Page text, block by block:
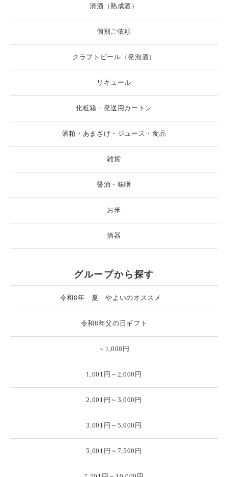
清酒（熟成酒）
個別ご依頼
クラフトビール（発泡酒）
リキュール
化粧箱・発送用カートン
酒粕・あまざけ・ジュース・食品
雑貨
醤油・味噌
お米
酒器
グループから探す
令和8年 夏 やよいのオススメ
令和8年父の日ギフト
～1,000円
1,001円～2,000円
2,001円～3,000円
3,001円～5,000円
5,001円～7,500円